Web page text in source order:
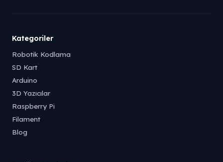
Kategoriler
Robotik Kodlama
SD Kart
Arduino
3D Yazıcılar
Raspberry Pi
Filament
Blog